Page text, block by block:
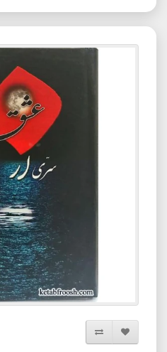
افزودن به لیست دلخواه
مقایسه این محصول